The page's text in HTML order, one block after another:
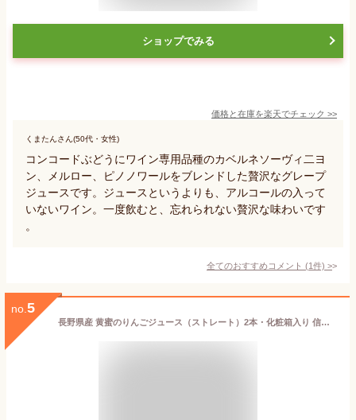
ショップでみる
価格と在庫を楽天でチェック >>
くまたんさん(50代・女性)
コンコードぶどうにワイン専用品種のカベルネソーヴィ二ヨ
ン、メルロー、ピノノワールをブレンドした贅沢なグレープ
ジュースです。ジュースというよりも、アルコールの入って
いないワイン。一度飲むと、忘れられない贅沢な味わいです
。
全てのおすすめコメント (1件) >
no. 5
長野県産 黄蜜のりんごジュース（ストレート）2本・化粧箱入り 信州産シナノゴールドのストレートのりんごジュース 父の日ギフト＋黄色のフラワー（造花）・ブーケのついたカード付 父の日のギフトにおすすめ